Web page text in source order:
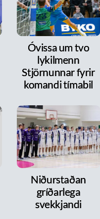
Óvissa um tvo
lykilmenn
Stjörnunnar fyrir
komandi tímabil
Niðurstaðan
gríðarlega
svekkjandi